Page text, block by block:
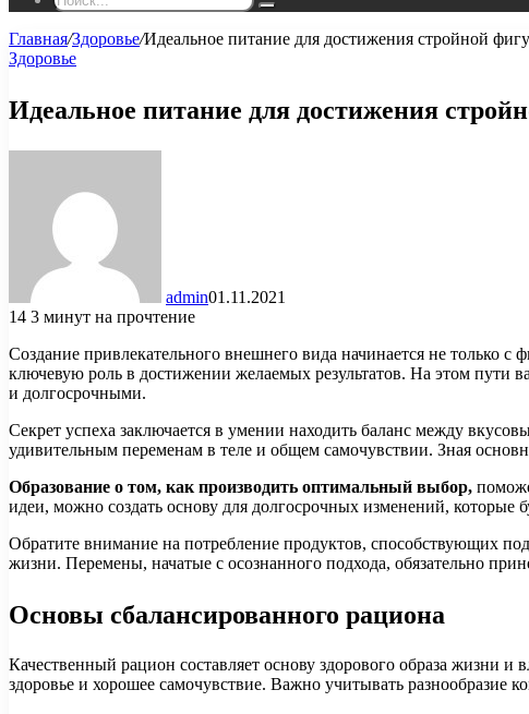
Поиск...
Главная/Здоровье/Идеальное питание для достижения стройной
Здоровье
Идеальное питание для достижения
admin01.11.2021
14 3 минут на прочтение
Создание привлекательного внешнего вида начинается не только
ключевую роль в достижении желаемых результатов. На этом пути
и долгосрочными.
Секрет успеха заключается в умении находить баланс между
удивительным переменам в теле и общем самочувствии. Зная
Образование о том, как производить оптимальный выбор,
идеи, можно создать основу для долгосрочных изменений, которые
Обратите внимание на потребление продуктов, способствующих
жизни. Перемены, начатые с осознанного подхода, обязательно
Основы сбалансированного рациона
Качественный рацион составляет основу здорового образа жизни
здоровье и хорошее самочувствие. Важно учитывать разнообразие